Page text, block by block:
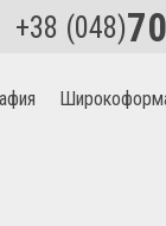
+38 (048)